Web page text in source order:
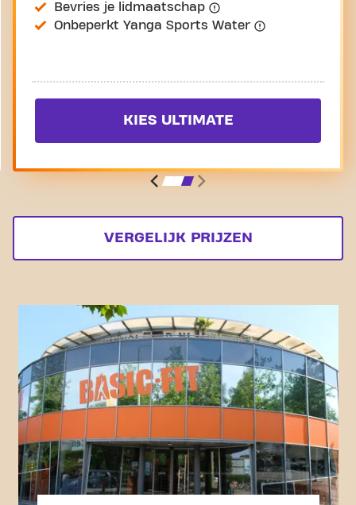
Bevries je lidmaatschap
Onbeperkt Yanga Sports Water
KIES ULTIMATE
VERGELIJK PRIJZEN